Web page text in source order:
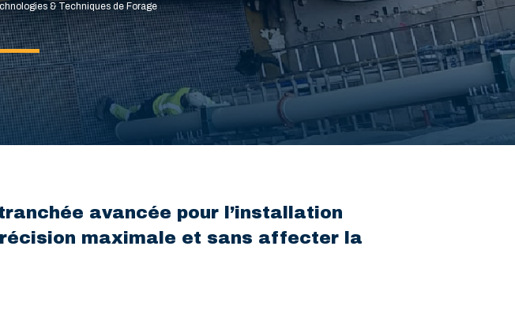
& Techniques de Forage
avancée pour l’installation
maximale et sans affecter la